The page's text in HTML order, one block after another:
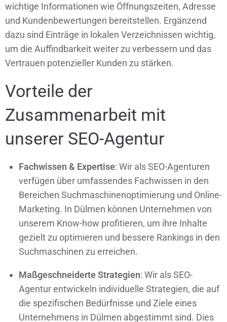
wichtige Informationen wie Öffnungszeiten, Adresse
und Kundenbewertungen bereitstellen. Ergänzend
dazu sind Einträge in lokalen Verzeichnissen wichtig,
um die Auffindbarkeit weiter zu verbessern und das
Vertrauen potenzieller Kunden zu stärken.
Vorteile der
Zusammenarbeit mit
unserer SEO-Agentur
Fachwissen & Expertise: Wir als SEO-Agenturen
verfügen über umfassendes Fachwissen in den
Bereichen Suchmaschinenoptimierung und Online-
Marketing. In Dülmen können Unternehmen von
unserem Know-how profitieren, um ihre Inhalte
gezielt zu optimieren und bessere Rankings in den
Suchmaschinen zu erreichen.
Maßgeschneiderte Strategien: Wir als SEO-
Agentur entwickeln individuelle Strategien, die auf
die spezifischen Bedürfnisse und Ziele eines
Unternehmens in Dülmen abgestimmt sind. Dies